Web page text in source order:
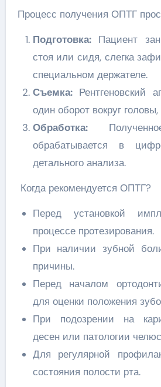
Процесс получения ОПТГ
Подготовка:Пациент
стоя или сидя, слегка
специальном держателе.
Съемка:Рентгеновский
один оборот вокруг
Обработка:
обрабатывается в
детального анализа.
Когда рекомендуется ОПТГ?
Перед установкой
процессе протезирования.
При наличии зубной
причины.
Перед началом
для оценки положения
При подозрении на
десен или патологии
Для регулярной
состояния полости рта.